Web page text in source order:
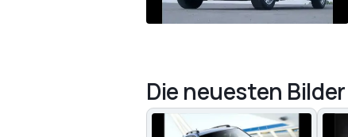
Die neuesten Bilder